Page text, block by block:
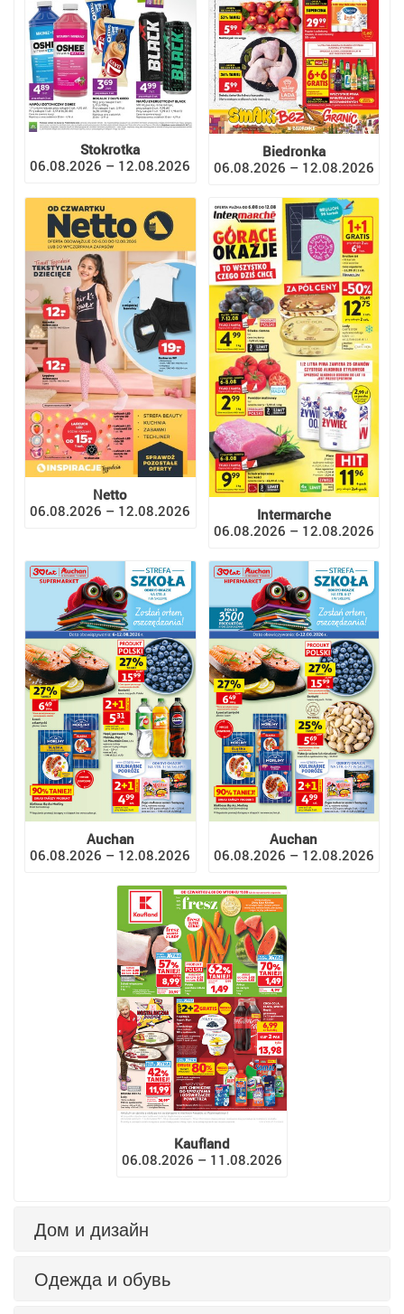
Stokrotka
06.08.2026 – 12.08.2026
Biedronka
06.08.2026 – 12.08.2026
Netto
06.08.2026 – 12.08.2026
Intermarche
06.08.2026 – 12.08.2026
Auchan
06.08.2026 – 12.08.2026
Auchan
06.08.2026 – 12.08.2026
Kaufland
06.08.2026 – 11.08.2026
Дом и дизайн
Одежда и обувь